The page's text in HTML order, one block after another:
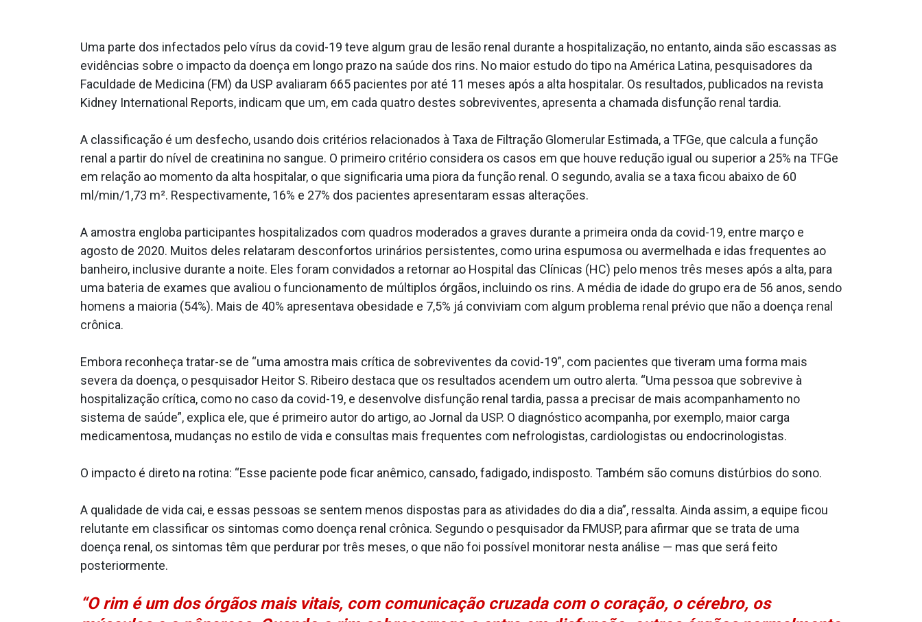
Uma parte dos infectados pelo vírus da covid-19 teve algum grau de lesão renal durante a hospitalização, no entanto, ainda são escassas as
evidências sobre o impacto da doença em longo prazo na saúde dos rins. No maior estudo do tipo na América Latina, pesquisadores da
Faculdade de Medicina (FM) da USP avaliaram 665 pacientes por até 11 meses após a alta hospitalar. Os resultados, publicados na revista
Kidney International Reports, indicam que um, em cada quatro destes sobreviventes, apresenta a chamada disfunção renal tardia.
A classificação é um desfecho, usando dois critérios relacionados à Taxa de Filtração Glomerular Estimada, a TFGe, que calcula a função
renal a partir do nível de creatinina no sangue. O primeiro critério considera os casos em que houve redução igual ou superior a 25% na TFGe
em relação ao momento da alta hospitalar, o que significaria uma piora da função renal. O segundo, avalia se a taxa ficou abaixo de 60
ml/min/1,73 m². Respectivamente, 16% e 27% dos pacientes apresentaram essas alterações.
A amostra engloba participantes hospitalizados com quadros moderados a graves durante a primeira onda da covid-19, entre março e
agosto de 2020. Muitos deles relataram desconfortos urinários persistentes, como urina espumosa ou avermelhada e idas frequentes ao
banheiro, inclusive durante a noite. Eles foram convidados a retornar ao Hospital das Clínicas (HC) pelo menos três meses após a alta, para
uma bateria de exames que avaliou o funcionamento de múltiplos órgãos, incluindo os rins. A média de idade do grupo era de 56 anos, sendo
homens a maioria (54%). Mais de 40% apresentava obesidade e 7,5% já conviviam com algum problema renal prévio que não a doença renal
crônica.
Embora reconheça tratar-se de “uma amostra mais crítica de sobreviventes da covid-19”, com pacientes que tiveram uma forma mais
severa da doença, o pesquisador Heitor S. Ribeiro destaca que os resultados acendem um outro alerta. “Uma pessoa que sobrevive à
hospitalização crítica, como no caso da covid-19, e desenvolve disfunção renal tardia, passa a precisar de mais acompanhamento no
sistema de saúde”, explica ele, que é primeiro autor do artigo, ao Jornal da USP. O diagnóstico acompanha, por exemplo, maior carga
medicamentosa, mudanças no estilo de vida e consultas mais frequentes com nefrologistas, cardiologistas ou endocrinologistas.
O impacto é direto na rotina: “Esse paciente pode ficar anêmico, cansado, fadigado, indisposto. Também são comuns distúrbios do sono.
A qualidade de vida cai, e essas pessoas se sentem menos dispostas para as atividades do dia a dia”, ressalta. Ainda assim, a equipe ficou
relutante em classificar os sintomas como doença renal crônica. Segundo o pesquisador da FMUSP, para afirmar que se trata de uma
doença renal, os sintomas têm que perdurar por três meses, o que não foi possível monitorar nesta análise — mas que será feito
posteriormente.
“O rim é um dos órgãos mais vitais, com comunicação cruzada com o coração, o cérebro, os